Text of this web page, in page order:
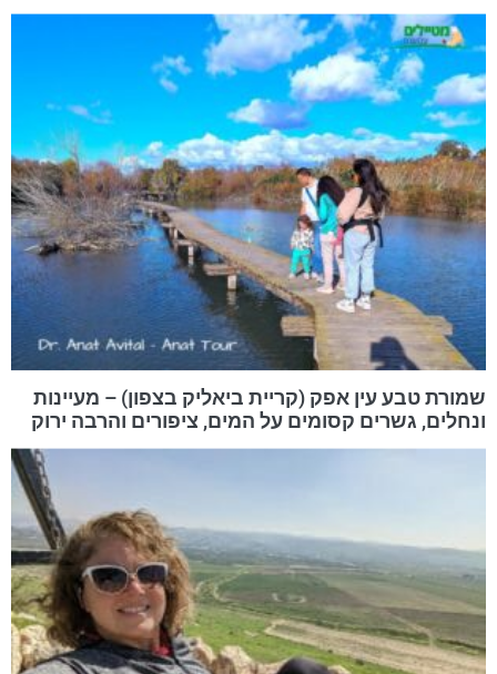
שמורת טבע עין אפק (קריית ביאליק בצפון) – מעיינות
ונחלים, גשרים קסומים על המים, ציפורים והרבה ירוק